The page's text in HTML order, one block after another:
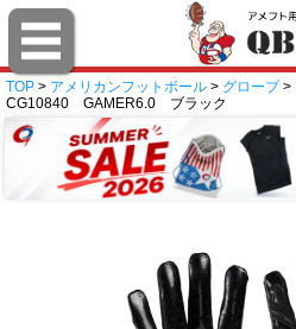
TOP > アメリカンフットボール > グローブ >
CG10840 GAMER6.0 ブラック